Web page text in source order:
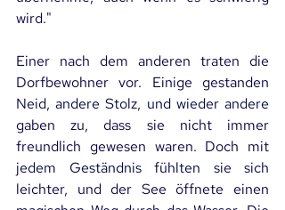
wird."
Einer nach dem anderen traten die
Dorfbewohner vor. Einige gestanden
Neid, andere Stolz, und wieder andere
gaben zu, dass sie nicht immer
freundlich gewesen waren. Doch mit
jedem Geständnis fühlten sie sich
leichter, und der See öffnete einen